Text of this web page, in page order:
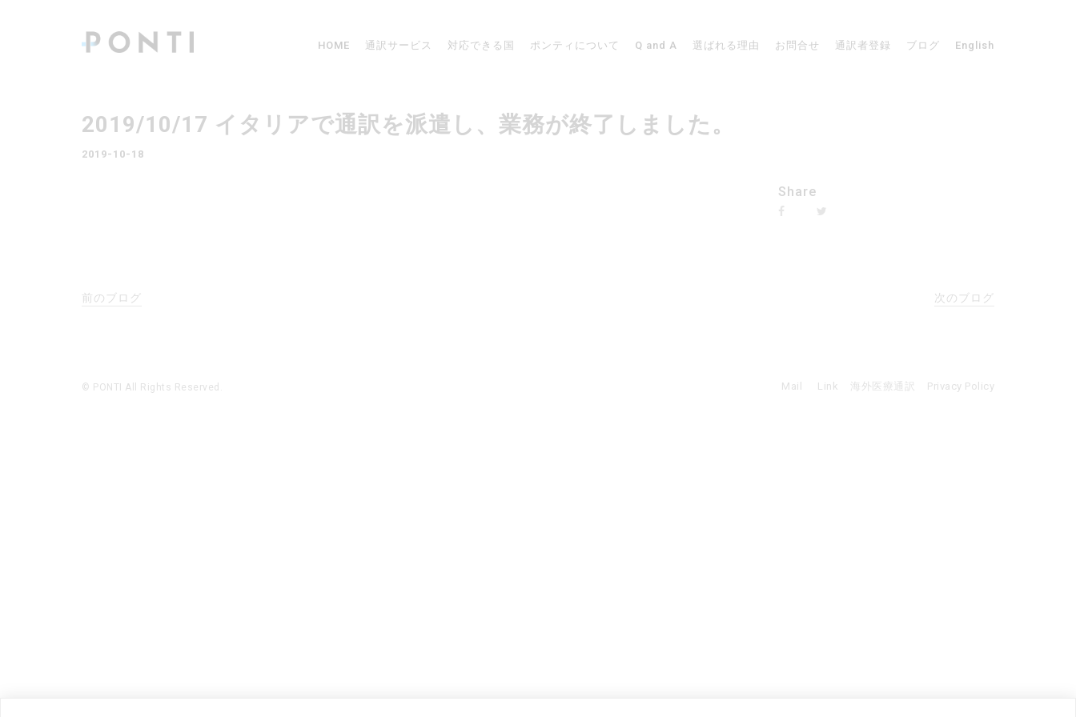
HOME 通訳サービス 対応できる国 ポンティについて Q and A 選ばれる理由 お問合せ 通訳者登録 ブログ English
2019/10/17 イタリアで通訳を派遣し、業務が終了しました。
2019-10-18
Share
前のブログ 次のブログ
© PONTI All Rights Reserved. Mail Link 海外医療通訳 Privacy Policy